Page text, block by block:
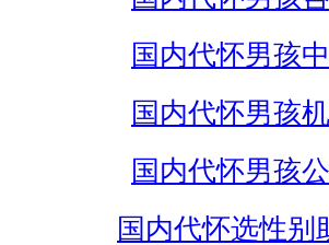
国内代怀男孩
国内代怀男孩
国内代怀男孩
国内代怀选性别